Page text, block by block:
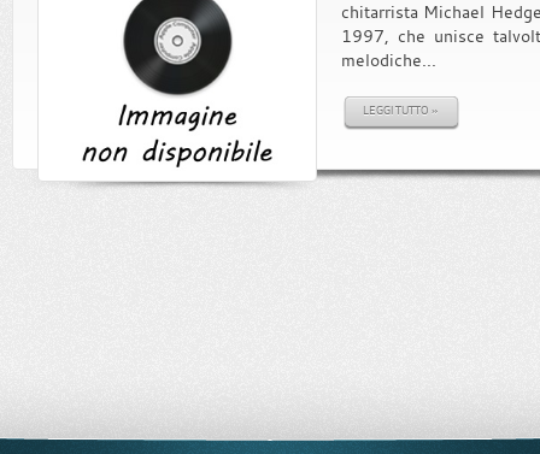
chitarrista Michael
1997, che unisce
melodiche...
LEGGI TUTTO »